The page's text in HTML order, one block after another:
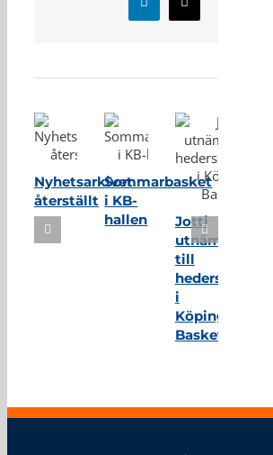
LinkedInE-
post
Nyhetsarkivet
återställt
Sommarbasket
i KB-
hallen
Jotti
utnämnd
till
hedersmedlem
i
Köping
Basket